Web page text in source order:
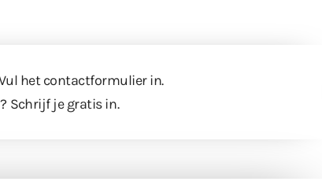
het contactformulierin.
Schrijf je gratis in.